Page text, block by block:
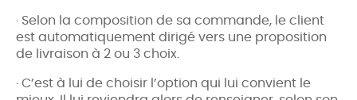
· Selon la composition de sa commande, le client
est automatiquement dirigé vers une proposition
de livraison à 2 ou 3 choix.
· C’est à lui de choisir l’option qui lui convient le